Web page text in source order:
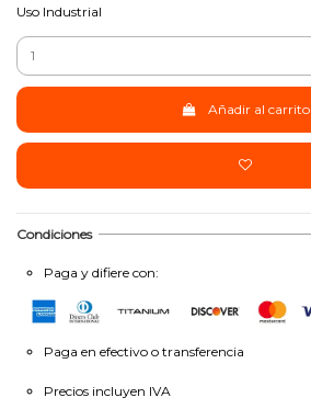
Uso Industrial
Añadir al carrito
Condiciones
Paga y difiere con:
Paga en efectivo o transferencia
Precios incluyen IVA